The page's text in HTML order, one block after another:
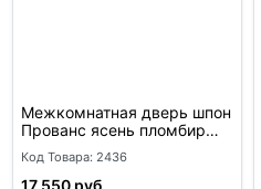
Межкомнатная дверь шпон
Прованс ясень пломбир
глухая
Код Товара: 2436